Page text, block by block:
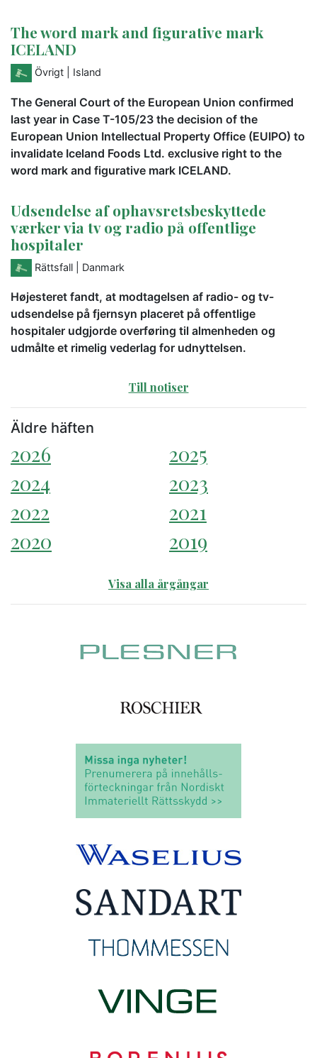
The word mark and figurative mark
ICELAND
Övrigt | Island
The General Court of the European Union confirmed
last year in Case T-105/23 the decision of the
European Union Intellectual Property Office (EUIPO) to
invalidate Iceland Foods Ltd. exclusive right to the
word mark and figurative mark ICELAND.
Udsendelse af ophavsretsbeskyttede
værker via tv og radio på offentlige
hospitaler
Rättsfall | Danmark
Højesteret fandt, at modtagelsen af radio- og tv-
udsendelse på fjernsyn placeret på offentlige
hospitaler udgjorde overføring til almenheden og
udmålte et rimelig vederlag for udnyttelsen.
Till notiser
Äldre häften
2026
2025
2024
2023
2022
2021
2020
2019
Visa alla årgångar